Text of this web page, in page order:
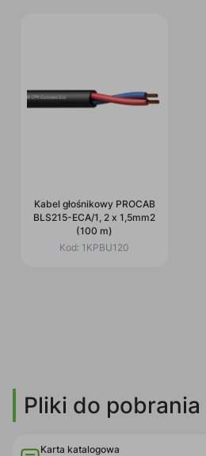
Kabel głośnikowy PROCAB
BLS215-ECA/1, 2 x 1,5mm2
(100 m)
Kod: 1KPBU120
Pliki do pobrania
Karta katalogowa